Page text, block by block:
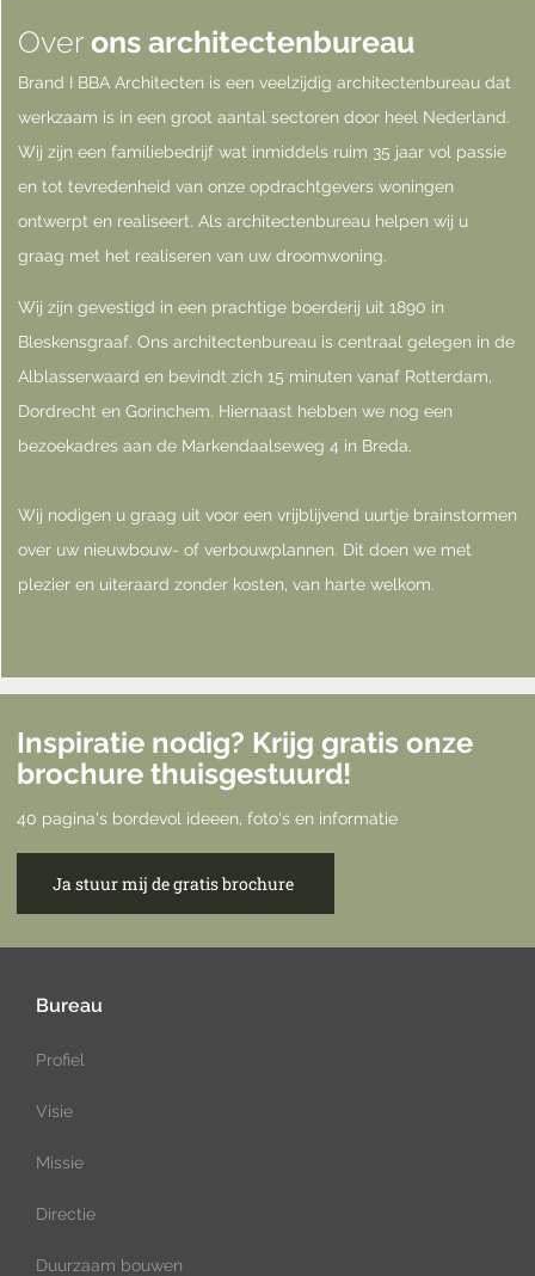
Over ons architectenbureau
Brand I BBA Architecten is een veelzijdig architectenbureau dat
werkzaam is in een groot aantal sectoren door heel Nederland.
Wij zijn een familiebedrijf wat inmiddels ruim 35 jaar vol passie
en tot tevredenheid van onze opdrachtgevers woningen
ontwerpt en realiseert. Als architectenbureau helpen wij u
graag met het realiseren van uw droomwoning.
Wij zijn gevestigd in een prachtige boerderij uit 1890 in
Bleskensgraaf. Ons architectenbureau is centraal gelegen in de
Alblasserwaard en bevindt zich 15 minuten vanaf Rotterdam,
Dordrecht en Gorinchem. Hiernaast hebben we nog een
bezoekadres aan de Markendaalseweg 4 in Breda.
Wij nodigen u graag uit voor een vrijblijvend uurtje brainstormen
over uw nieuwbouw- of verbouwplannen. Dit doen we met
plezier en uiteraard zonder kosten, van harte welkom.
Inspiratie nodig? Krijg gratis onze
brochure thuisgestuurd!
40 pagina's bordevol ideeen, foto's en informatie
Ja stuur mij de gratis brochure
Bureau
Profiel
Visie
Missie
Directie
Duurzaam bouwen